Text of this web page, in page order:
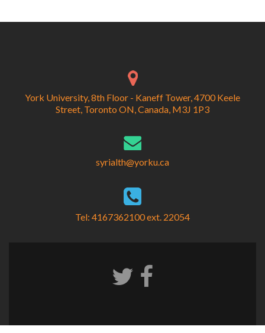
York University, 8th Floor - Kaneff Tower, 4700 Keele
Street, Toronto ON, Canada, M3J 1P3
syrialth@yorku.ca
Tel: 4167362100 ext. 22054
Facebook
link
Twitter
link